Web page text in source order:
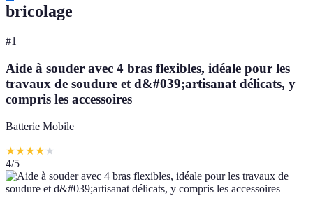
bricolage
#1
Aide à souder avec 4 bras flexibles, idéale pour les
travaux de soudure et d&#039;artisanat délicats, y
compris les accessoires
Batterie Mobile
★★★★★
4/5